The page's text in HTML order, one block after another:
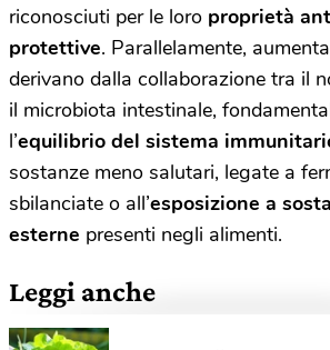
riconosciuti per le loro proprietà
protettive. Parallelamente,
derivano dalla collaborazione tra il
il microbiota intestinale,
l’equilibrio del sistema
sostanze meno salutari, legate a
sbilanciate o all’esposizione a
esterne presenti negli alimenti.
Leggi anche